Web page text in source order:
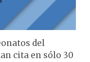
del
cita en sólo 30